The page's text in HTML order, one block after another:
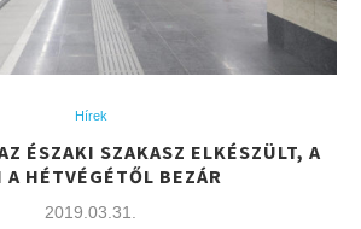
Hírek
ÉSZAKI SZAKASZ ELKÉSZÜLT, A
A HÉTVÉGÉTŐL BEZÁR
2019.03.31.